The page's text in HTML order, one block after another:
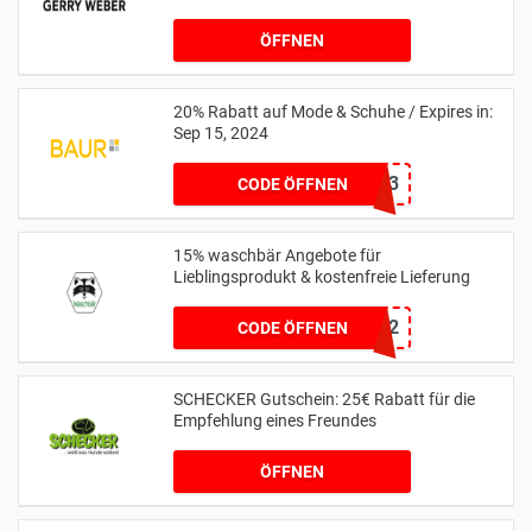
ÖFFNEN
20% Rabatt auf Mode & Schuhe / Expires in:
Sep 15, 2024
CODE ÖFFNEN11173
15% waschbär Angebote für
Lieblingsprodukt & kostenfreie Lieferung
CODE ÖFFNEN35H952
SCHECKER Gutschein: 25€ Rabatt für die
Empfehlung eines Freundes
ÖFFNEN